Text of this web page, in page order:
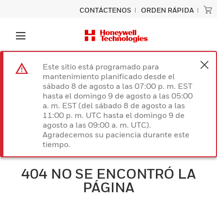
CONTÁCTENOS ORDEN RÁPIDA
Este sitio está programado para
mantenimiento planificado desde el
sábado 8 de agosto a las 07:00 p. m. EST
hasta el domingo 9 de agosto a las 05:00
a. m. EST (del sábado 8 de agosto a las
11:00 p. m. UTC hasta el domingo 9 de
agosto a las 09:00 a. m. UTC).
Agradecemos su paciencia durante este
tiempo.
404 NO SE ENCONTRÓ LA
PÁGINA